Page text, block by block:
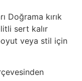
Doğrama kırık
sert kalır
veya stil için